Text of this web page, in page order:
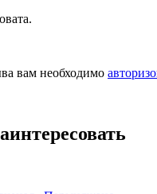
вам необходимо